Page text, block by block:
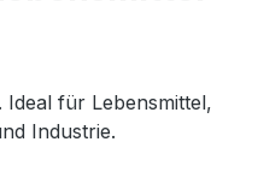
Ideal für Lebensmittel,
Industrie.